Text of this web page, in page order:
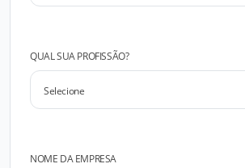
QUAL SUA PROFISSÃO?
NOME DA EMPRESA